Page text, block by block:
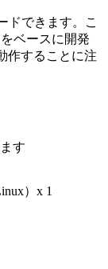
ドできます。こ
をベースに開発
作することに注
す
）x 1